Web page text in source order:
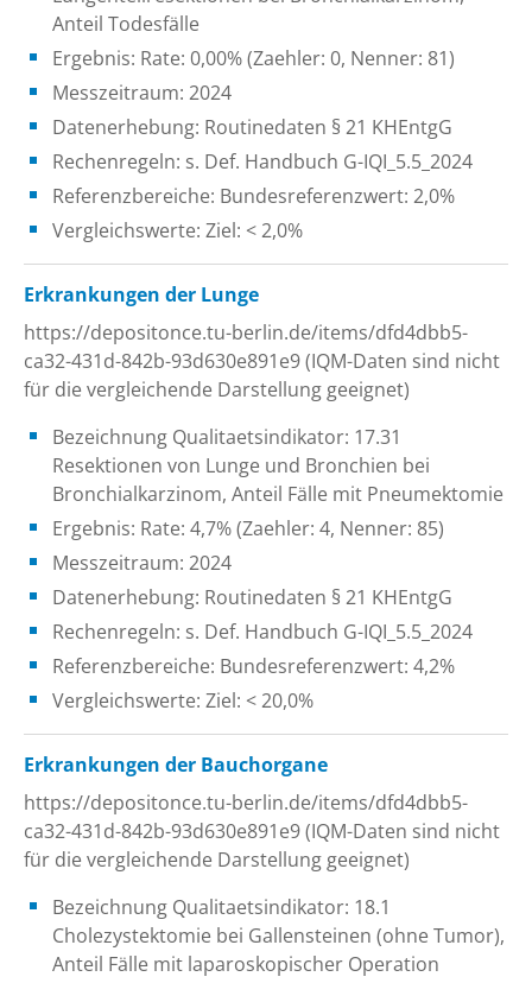
Anteil Todesfälle
Ergebnis: Rate: 0,00% (Zaehler: 0, Nenner: 81)
Messzeitraum: 2024
Datenerhebung: Routinedaten § 21 KHEntgG
Rechenregeln: s. Def. Handbuch G-IQI_5.5_2024
Referenzbereiche: Bundesreferenzwert: 2,0%
Vergleichswerte: Ziel: < 2,0%
Erkrankungen der Lunge
https://depositonce.tu-berlin.de/items/dfd4dbb5-
ca32-431d-842b-93d630e891e9 (IQM-Daten sind nicht
für die vergleichende Darstellung geeignet)
Bezeichnung Qualitaetsindikator: 17.31
Resektionen von Lunge und Bronchien bei
Bronchialkarzinom, Anteil Fälle mit Pneumektomie
Ergebnis: Rate: 4,7% (Zaehler: 4, Nenner: 85)
Messzeitraum: 2024
Datenerhebung: Routinedaten § 21 KHEntgG
Rechenregeln: s. Def. Handbuch G-IQI_5.5_2024
Referenzbereiche: Bundesreferenzwert: 4,2%
Vergleichswerte: Ziel: < 20,0%
Erkrankungen der Bauchorgane
https://depositonce.tu-berlin.de/items/dfd4dbb5-
ca32-431d-842b-93d630e891e9 (IQM-Daten sind nicht
für die vergleichende Darstellung geeignet)
Bezeichnung Qualitaetsindikator: 18.1
Cholezystektomie bei Gallensteinen (ohne Tumor),
Anteil Fälle mit laparoskopischer Operation